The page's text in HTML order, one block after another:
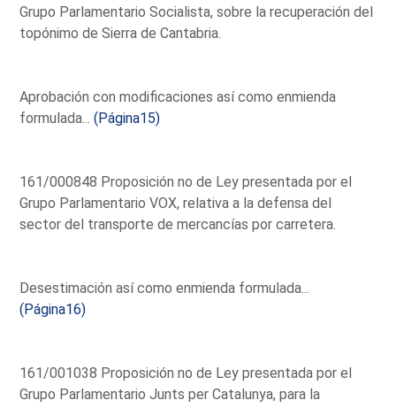
Grupo Parlamentario Socialista, sobre la recuperación del
topónimo de Sierra de Cantabria.
Aprobación con modificaciones así como enmienda
formulada...(Página15)
161/000848 Proposición no de Ley presentada por el
Grupo Parlamentario VOX, relativa a la defensa del
sector del transporte de mercancías por carretera.
Desestimación así como enmienda formulada...
(Página16)
161/001038 Proposición no de Ley presentada por el
Grupo Parlamentario Junts per Catalunya, para la